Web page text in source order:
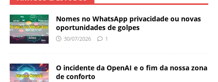
Nomes no WhatsApp privacidade ou novas
oportunidades de golpes
30/07/2026 1
O incidente da OpenAI e o fim da nossa zona
de conforto